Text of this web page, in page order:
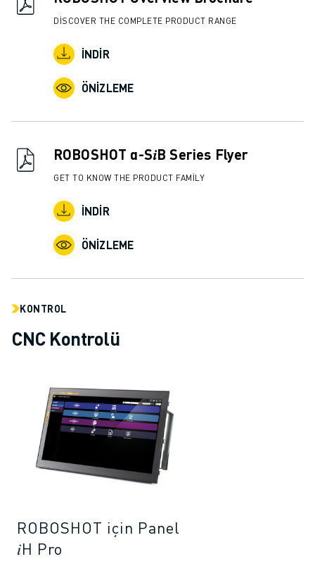
DISCOVER THE COMPLETE PRODUCT RANGE
İNDIR
ÖNIZLEME
ROBOSHOT α-S𝑖B Series Flyer
GET TO KNOW THE PRODUCT FAMILY
İNDIR
ÖNIZLEME
KONTROL
CNC Kontrolü
ROBOSHOT için Panel
𝑖H Pro